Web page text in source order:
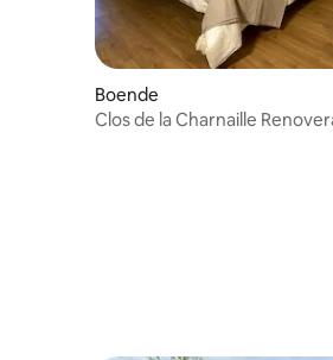
Boende
Clos de la Charnaille